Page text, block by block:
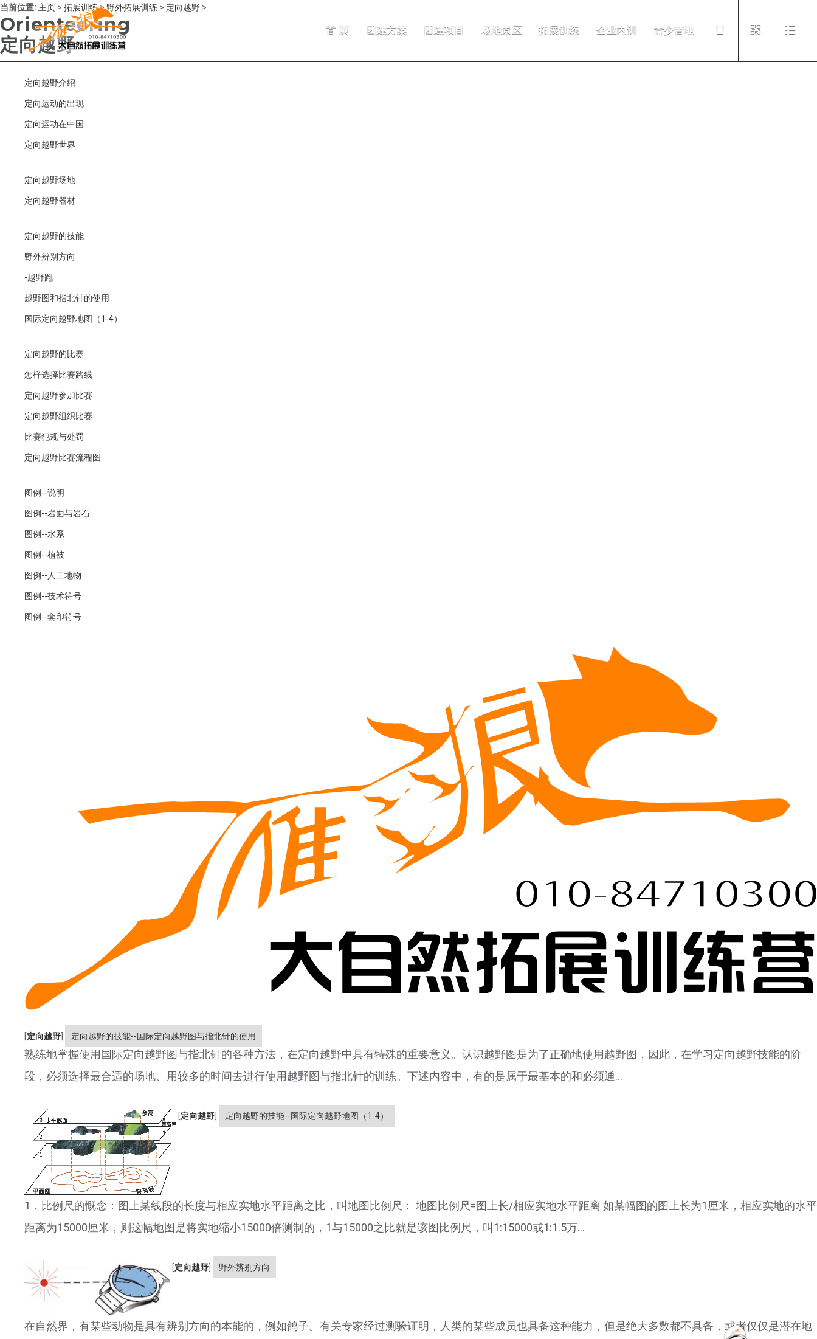
首 页 团建方案 团建项目 场地景区 拓展训练 企业内训 青少营地
当前位置: 主页 > 拓展训练>野外拓展训练 > 定向越野 >
Orienteering
定向越野
定向越野介绍
定向运动的出现
定向运动在中国
定向越野世界
定向越野场地
定向越野器材
定向越野的技能
野外辨别方向
-越野跑
越野图和指北针的使用
国际定向越野地图（1-4）
定向越野的比赛
怎样选择比赛路线
定向越野参加比赛
定向越野组织比赛
比赛犯规与处罚
定向越野比赛流程图
图例--说明
图例--岩面与岩石
图例--水系
图例--植被
图例--人工地物
图例--技术符号
图例--套印符号
定向越野 定向越野的技能--国际定向越野图与指北针的使用
熟练地掌握使用国际定向越野图与指北针的各种方法，在定向越野中具有特殊的重要意义。认识越野图是为了正确地使用越野图，因此，在学习定向越野技能的阶
段，必须选择最合适的场地、用较多的时间去进行使用越野图与指北针的训练。下述内容中，有的是属于最基本的和必须通...
定向越野 定向越野的技能--国际定向越野地图（1-4）
1．比例尺的慨念：图上某线段的长度与相应实地水平距离之比，叫地图比例尺： 地图比例尺=图上长/相应实地水平距离 如某幅图的图上长为1厘米，相应实地的水平
距离为15000厘米，则这幅地图是将实地缩小15000倍测制的，1与15000之比就是该图比例尺，叫1:15000或1:1.5万...
定向越野 野外辨别方向
在自然界，有某些动物是具有辨别方向的本能的，例如鸽子。有关专家经过测验证明，人类的某些成员也具备这种能力，但是绝大多数都不具备，或者仅仅是潜在地